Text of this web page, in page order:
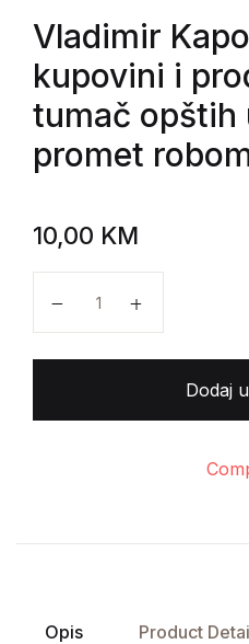
Vladimir
kupovini i
tumač opštih
promet
10,00 KM
Dodaj
Opis Product